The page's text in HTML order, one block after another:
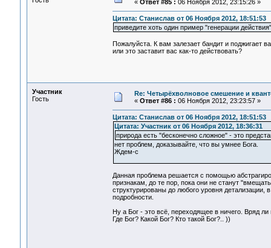
« Ответ #85 : 06 Ноября 2012, 23:15:26 »
Цитата: Станислав от 06 Ноября 2012, 18:51:53
приведите хоть один пример "генерации
Пожалуйста. К вам залезает бандит и поджигает
или это заставит вас как-то действовать?
Участник
Гость
Re: Четырёхволновое смешение и
« Ответ #86 : 06 Ноября 2012, 23:23:57 »
Цитата: Станислав от 06 Ноября 2012, 18:51:53
Цитата: Участник от 06 Ноября 2012, 18:36:31
природа есть "бесконечно сложное" - это
нет проблем, доказывайте, что вы умнее Бога.
Ждем-с
Данная проблема решается с помощью
признакам, до те пор, пока они не станут
структурированы до любого уровня
подробности.
Ну а Бог - это всё, переходящее в ничего. Вряд
Где Бог? Какой Бог? Кто такой Бог?.. ))